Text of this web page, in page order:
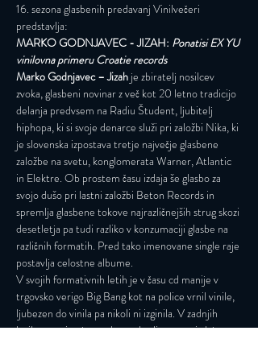
16. sezona glasbenih predavanj Vinilvečeri
predstavlja:
MARKO GODNJAVEC - JIZAH: Ponatisi EX YU
vinilovna primeru Croatie records
Marko Godnjavec – Jizah je zbiratelj nosilcev
zvoka, glasbeni novinar z več kot 20 letno tradicijo
delanja predvsem na Radiu Študent, ljubitelj
hiphopa, ki si svoje denarce služi pri založbi Nika, ki
je slovenska izpostava tretje največje glasbene
založbe na svetu, konglomerata Warner, Atlantic
in Elektre. Ob prostem času izdaja še glasbo za
svojo dušo pri lastni založbi Beton Records in
spremlja glasbene tokove najrazličnejših strug skozi
desetletja pa tudi razliko v konzumaciji glasbe na
različnih formatih. Pred tako imenovane single raje
postavlja celostne albume.
V svojih formativnih letih je v času cd manije v
trgovsko verigo Big Bang kot na police vrnil vinile,
ljubezen do vinila pa nikoli ni izginila. V zadnjih
letih ga zanimajo predvsem kvalitetne reizdaje